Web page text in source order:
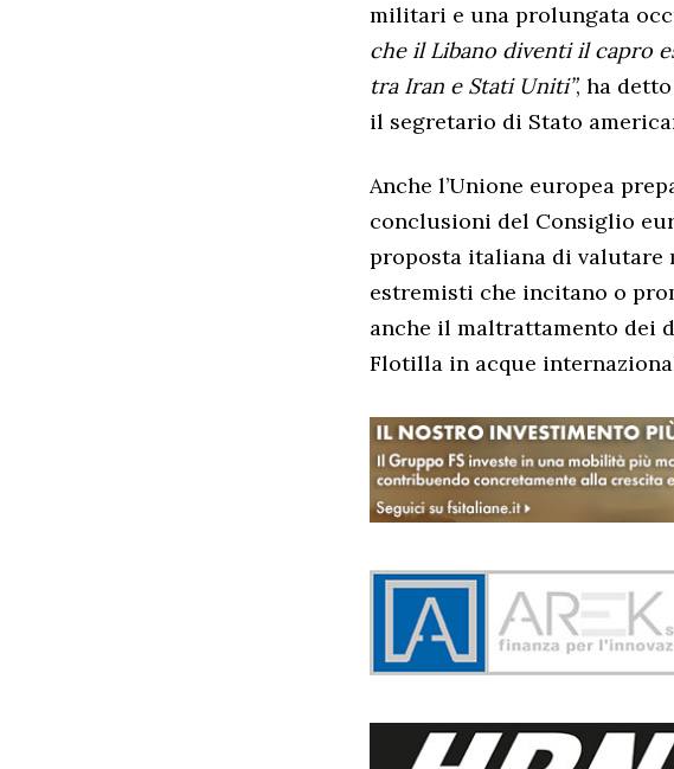
militari e una prolungata
che il Libano diventi il capro
tra Iran e Stati Uniti”, ha
il segretario di Stato
Anche l’Unione europea
conclusioni del Consiglio
proposta italiana di
estremisti che incitano o
anche il maltrattamento dei
Flotilla in acque